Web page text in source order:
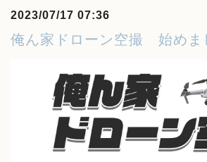
2023/07/17 07:36
俺ん家ドローン空撮 始めま